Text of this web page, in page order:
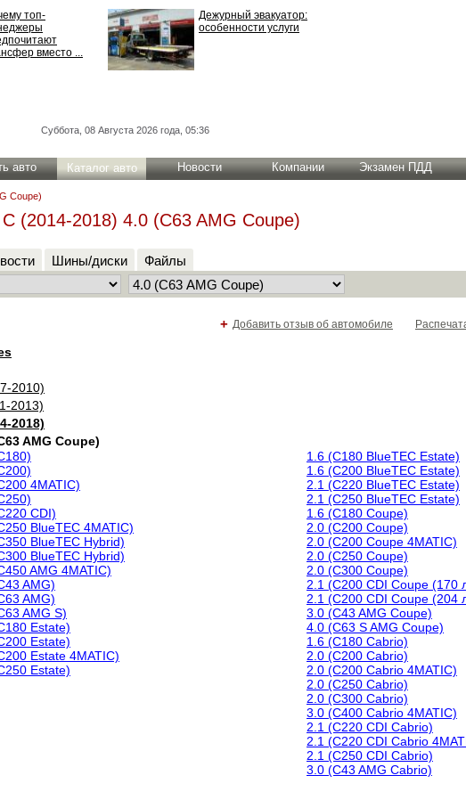
топ-
вместо ...
Дежурный эвакуатор:
особенности услуги
Суббота, 08 Августа 2026 года, 05:36
авто Каталог авто Новости Компании Экзамен ПДД
Coupe)
(2014-2018) 4.0 (C63 AMG Coupe)
Шины/диски Файлы
+ Добавить отзыв об автомобиле
2010)
2013)
2018)
AMG Coupe)
4MATIC)
CDI)
BlueTEC 4MATIC)
BlueTEC Hybrid)
BlueTEC Hybrid)
AMG 4MATIC)
AMG)
AMG)
AMG S)
Estate)
Estate)
Estate 4MATIC)
Estate)
1.6 (C180 BlueTEC Estate)
1.6 (C200 BlueTEC Estate)
2.1 (C220 BlueTEC Estate)
2.1 (C250 BlueTEC Estate)
1.6 (C180 Coupe)
2.0 (C200 Coupe)
2.0 (C200 Coupe 4MATIC)
2.0 (C250 Coupe)
2.0 (C300 Coupe)
2.1 (C200 CDI Coupe (170
2.1 (C200 CDI Coupe (204
3.0 (C43 AMG Coupe)
4.0 (C63 S AMG Coupe)
1.6 (C180 Cabrio)
2.0 (C200 Cabrio)
2.0 (C200 Cabrio 4MATIC)
2.0 (C250 Cabrio)
2.0 (C300 Cabrio)
3.0 (C400 Cabrio 4MATIC)
2.1 (C220 CDI Cabrio)
2.1 (C220 CDI Cabrio
2.1 (C250 CDI Cabrio)
3.0 (C43 AMG Cabrio)